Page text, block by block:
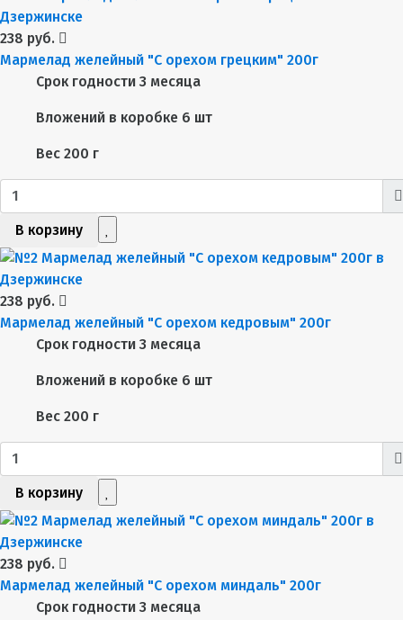
238 руб.
Мармелад желейный "С орехом грецким" 200г
Срок годности 3 месяца
Вложений в коробке 6 шт
Вес 200 г
В корзину
238 руб.
Мармелад желейный "С орехом кедровым" 200г
Срок годности 3 месяца
Вложений в коробке 6 шт
Вес 200 г
В корзину
238 руб.
Мармелад желейный "С орехом миндаль" 200г
Срок годности 3 месяца